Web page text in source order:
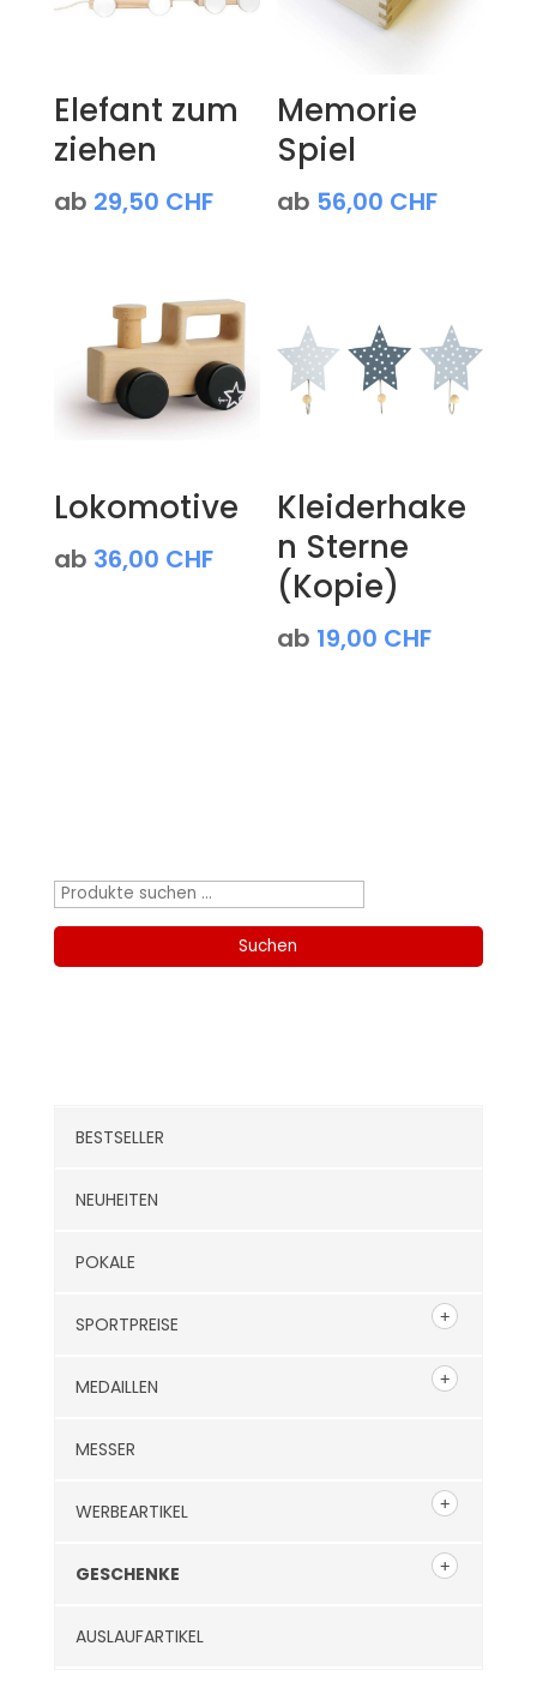
Elefant zum
ziehen
ab 29,50 CHF
Memorie
Spiel
ab 56,00 CHF
Lokomotive
ab 36,00 CHF
Kleiderhake
n Sterne
(Kopie)
ab 19,00 CHF
Suchen
Suchen
BESTSELLER
NEUHEITEN
POKALE
SPORTPREISE
MEDAILLEN
MESSER
WERBEARTIKEL
GESCHENKE
AUSLAUFARTIKEL